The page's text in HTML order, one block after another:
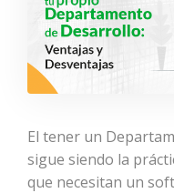
El tener un
sigue siendo la
que necesitan un